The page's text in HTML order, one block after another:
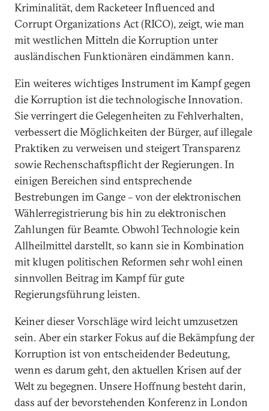
Kriminalität, dem Racketeer Influenced and
Corrupt Organizations Act (RICO), zeigt, wie man
mit westlichen Mitteln die Korruption unter
ausländischen Funktionären eindämmen kann.
Ein weiteres wichtiges Instrument im Kampf gegen
die Korruption ist die technologische Innovation.
Sie verringert die Gelegenheiten zu Fehlverhalten,
verbessert die Möglichkeiten der Bürger, auf illegale
Praktiken zu verweisen und steigert Transparenz
sowie Rechenschaftspflicht der Regierungen. In
einigen Bereichen sind entsprechende
Bestrebungen im Gange – von der elektronischen
Wählerregistrierung bis hin zu elektronischen
Zahlungen für Beamte. Obwohl Technologie kein
Allheilmittel darstellt, so kann sie in Kombination
mit klugen politischen Reformen sehr wohl einen
sinnvollen Beitrag im Kampf für gute
Regierungsführung leisten.
Keiner dieser Vorschläge wird leicht umzusetzen
sein. Aber ein starker Fokus auf die Bekämpfung der
Korruption ist von entscheidender Bedeutung,
wenn es darum geht, den aktuellen Krisen auf der
Welt zu begegnen. Unsere Hoffnung besteht darin,
dass auf der bevorstehenden Konferenz in London